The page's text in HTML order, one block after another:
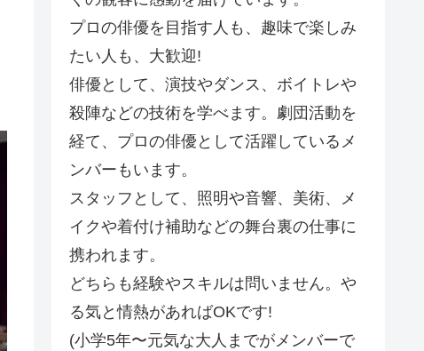
プロの俳優を目指す人も、趣味で楽しみ
たい人も、大歓迎!
俳優として、演技やダンス、ボイトレや
殺陣などの技術を学べます。劇団活動を
経て、プロの俳優として活躍しているメ
ンバーもいます。
スタッフとして、照明や音響、美術、メ
イクや着付け補助などの舞台裏の仕事に
携われます。
どちらも経験やスキルは問いません。や
る気と情熱があればOKです!
(小学5年〜元気な大人までがメンバーで